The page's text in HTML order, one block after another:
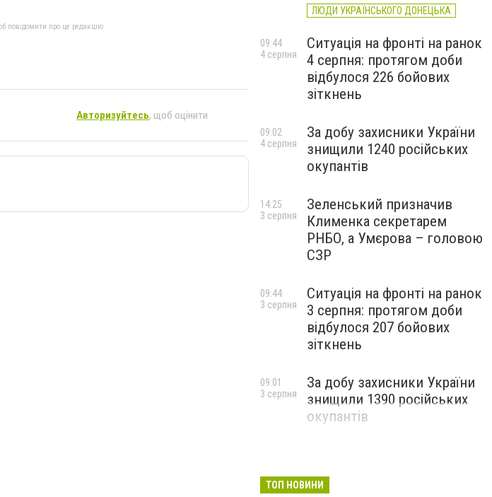
повідомити про це редакцію
Авторизуйтесь, щоб оцінити
ЛЮДИ УКРАЇНСЬКОГО ДОНЕЦЬКА
Ситуація на фронті на ранок
4 серпня: протягом доби
відбулося 226 бойових
зіткнень
09:44
4 серпня
За добу захисники України
знищили 1240 російських
окупантів
09:02
4 серпня
Зеленський призначив
Клименка секретарем
РНБО, а Умєрова – головою
СЗР
14:25
3 серпня
Ситуація на фронті на ранок
3 серпня: протягом доби
відбулося 207 бойових
зіткнень
09:44
3 серпня
За добу захисники України
знищили 1390 російських
окупантів
09:01
3 серпня
ТОП НОВИНИ